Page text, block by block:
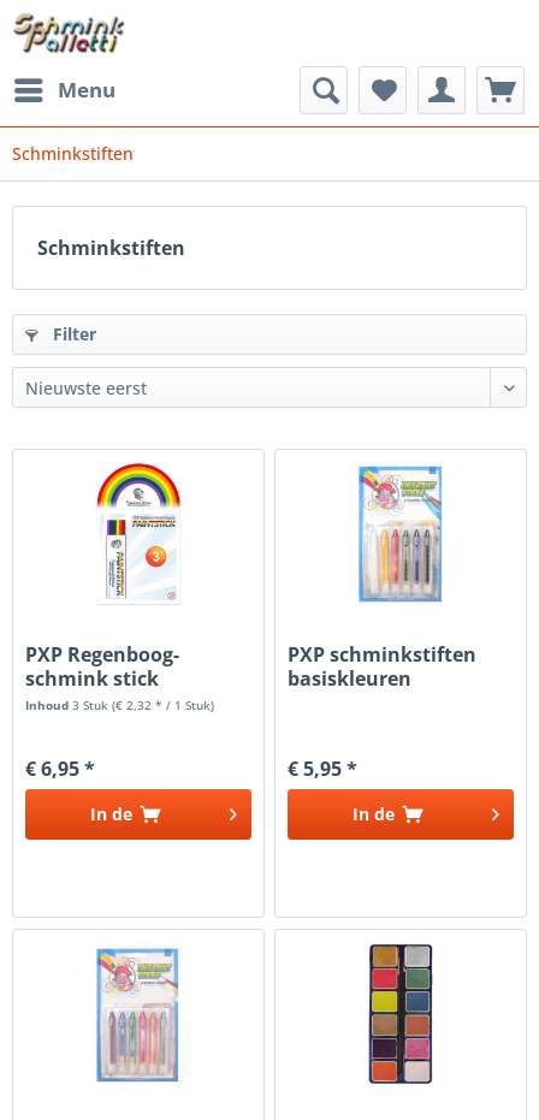
Menu
Schminkstiften
Schminkstiften
Filter
PXP Regenboog-
schmink stick
Inhoud3 Stuk(€ 2,32 * / 1 Stuk)
€ 6,95 *
In de
PXP schminkstiften
basiskleuren
€ 5,95 *
In de